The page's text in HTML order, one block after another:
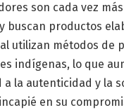
son cada vez
buscan productos
utilizan métodos de
indígenas, lo que
la autenticidad y la
en su